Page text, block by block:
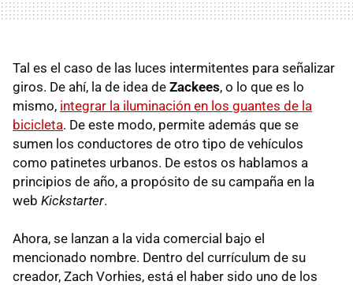
Tal es el caso de las luces intermitentes para señalizar
giros. De ahí, la de idea de Zackees, o lo que es lo
mismo, integrar la iluminación en los guantes de la
bicicleta. De este modo, permite además que se
sumen los conductores de otro tipo de vehículos
como patinetes urbanos. De estos os hablamos a
principios de año, a propósito de su campaña en la
web Kickstarter.
Ahora, se lanzan a la vida comercial bajo el
mencionado nombre. Dentro del currículum de su
creador, Zach Vorhies, está el haber sido uno de los